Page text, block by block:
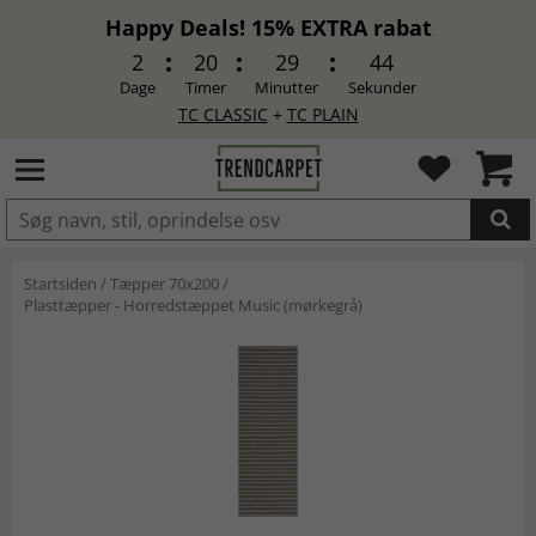
Happy Deals! 15% EXTRA rabat
2
Dage
20
Timer
29
Minutter
43
Sekunder
TC CLASSIC + TC PLAIN
LAGT I INDKØBSKURVEN.
Startsiden /Tæpper 70x200/
Plasttæpper - Horredstæppet Music (mørkegrå)